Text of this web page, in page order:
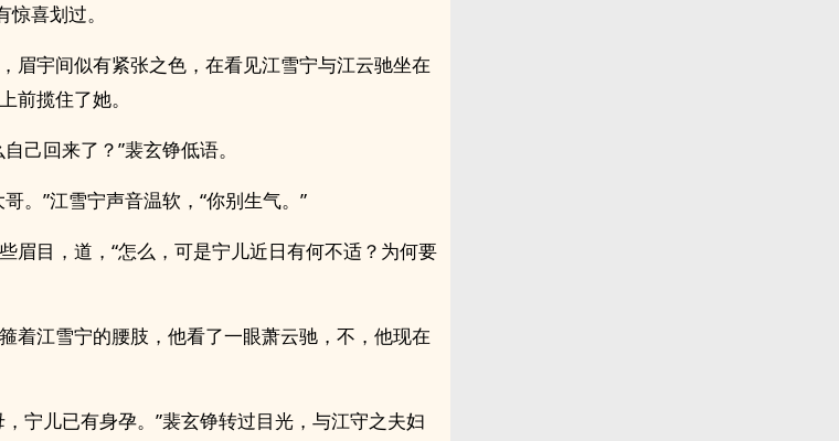
喜划过。
眉宇间似有紧张之色，在看见江雪宁与江云驰坐在
前揽住了她。
己回来了？”裴玄铮低语。
。”江雪宁声音温软，“你别生气。”
眉目，道，“怎么，可是宁儿近日有何不适？为何要
着江雪宁的腰肢，他看了一眼萧云驰，不，他现在
宁儿已有身孕。”裴玄铮转过目光，与江守之夫妇